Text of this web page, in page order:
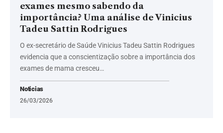
exames mesmo sabendo da
importância? Uma análise de Vinicius
Tadeu Sattin Rodrigues
O ex-secretário de Saúde Vinicius Tadeu Sattin Rodrigues
evidencia que a conscientização sobre a importância dos
exames de mama cresceu…
Noticias
26/03/2026